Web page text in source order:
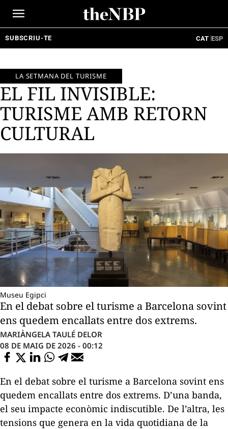
SUBSCRIU-TE CAT ESP
LA SETMANA DEL TURISME
EL FIL INVISIBLE:
TURISME AMB RETORN
CULTURAL
Museu Egipci
En el debat sobre el turisme a Barcelona sovint
ens quedem encallats entre dos extrems.
MARIÀNGELA TAULÉ DELOR
08 DE MAIG DE 2026 - 00:12
En el debat sobre el turisme a Barcelona sovint ens
quedem encallats entre dos extrems. D’una banda,
el seu impacte econòmic indiscutible. De l’altra, les
tensions que genera en la vida quotidiana de la